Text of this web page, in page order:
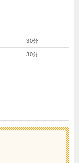
30分
30分